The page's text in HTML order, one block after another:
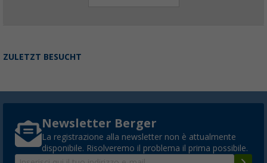
ZULETZT BESUCHT
Newsletter Berger
La registrazione alla newsletter non è attualmente
disponibile. Risolveremo il problema il prima possibile.